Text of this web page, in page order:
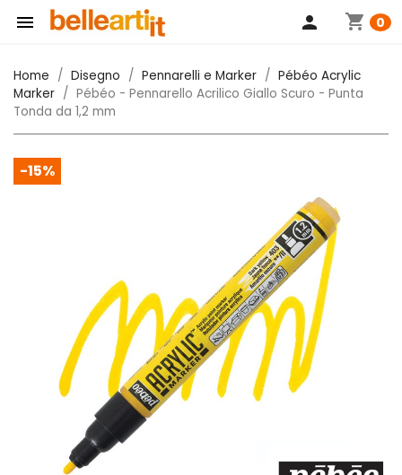
 shopping_cart 0
person
Home Disegno Pennarelli e Marker
Pébéo Acrylic
Marker
Pébéo - Pennarello Acrilico Giallo Scuro - Punta
Tonda da 1,2 mm
-15%